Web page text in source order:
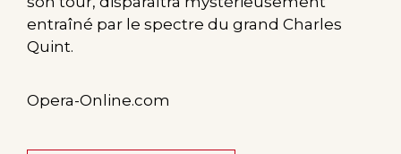
entraîné par le spectre du grand Charles
Quint.
Opera-Online.com